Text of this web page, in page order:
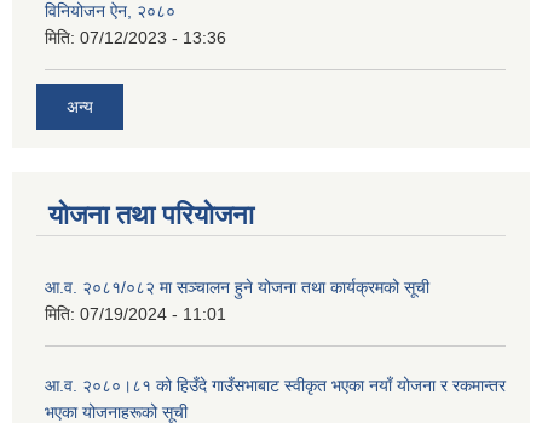
विनियोजन ऐन, २०८०
मिति: 07/12/2023 - 13:36
अन्य
योजना तथा परियोजना
आ.व. २०८१/०८२ मा सञ्चालन हुने योजना तथा कार्यक्रमको सूची
मिति: 07/19/2024 - 11:01
आ.व. २०८०।८१ को हिउँदे गाउँसभाबाट स्वीकृत भएका नयाँ योजना र रकमान्तर
भएका योजनाहरूको सूची